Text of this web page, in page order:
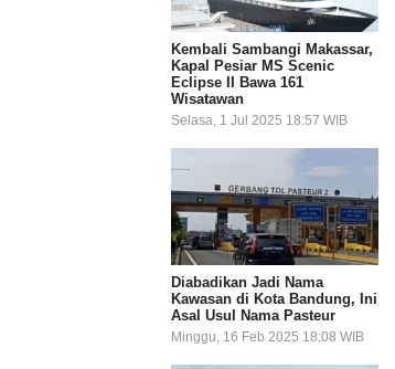
Kembali Sambangi Makassar,
Kapal Pesiar MS Scenic
Eclipse II Bawa 161
Wisatawan
Selasa, 1 Jul 2025 18:57 WIB
Diabadikan Jadi Nama
Kawasan di Kota Bandung, Ini
Asal Usul Nama Pasteur
Minggu, 16 Feb 2025 18:08 WIB